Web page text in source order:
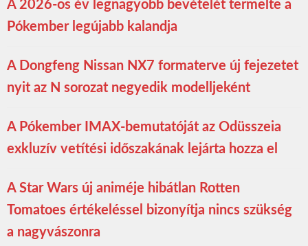
A 2026-os év legnagyobb bevételét termelte a
Pókember legújabb kalandja
A Dongfeng Nissan NX7 formaterve új fejezetet
nyit az N sorozat negyedik modelljeként
A Pókember IMAX-bemutatóját az Odüsszeia
exkluzív vetítési időszakának lejárta hozza el
A Star Wars új animéje hibátlan Rotten
Tomatoes értékeléssel bizonyítja nincs szükség
a nagyvászonra